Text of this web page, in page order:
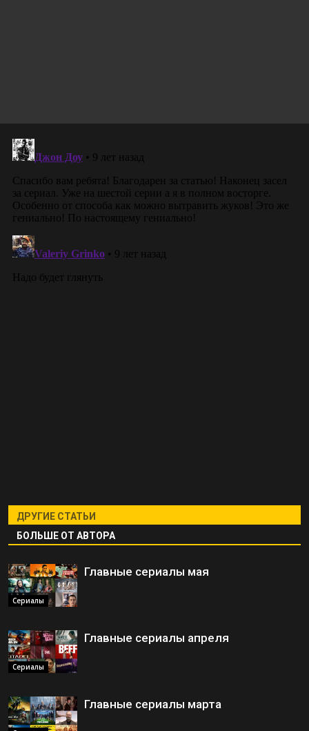
ДРУГИЕ СТАТЬИ
БОЛЬШЕ ОТ АВТОРА
Сериалы
Главные сериалы мая
Сериалы
Главные сериалы апреля
Главные сериалы марта